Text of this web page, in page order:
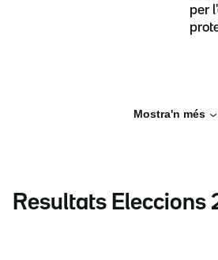
per
Mostra'n més
Resultats Eleccions